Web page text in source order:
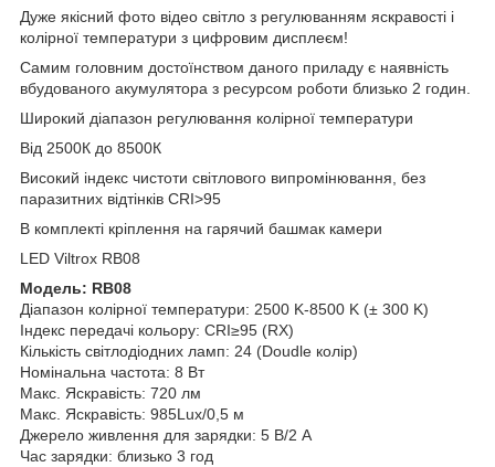
Дуже якісний фото відео світло з регулюванням яскравості і
колірної температури з цифровим дисплеєм!
Самим головним достоїнством даного приладу є наявність
вбудованого акумулятора з ресурсом роботи близько 2 годин.
Широкий діапазон регулювання колірної температури
Від 2500К до 8500К
Високий індекс чистоти світлового випромінювання, без
паразитних відтінків CRI>95
В комплекті кріплення на гарячий башмак камери
LED Viltrox RB08
Модель: RB08
Діапазон колірної температури: 2500 K-8500 K (± 300 K)
Індекс передачі кольору: CRI≥95 (RX)
Кількість світлодіодних ламп: 24 (Doudle колір)
Номінальна частота: 8 Вт
Макс. Яскравість: 720 лм
Макс. Яскравість: 985Lux/0,5 м
Джерело живлення для зарядки: 5 В/2 А
Час зарядки: близько 3 год